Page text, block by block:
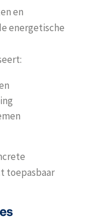
en
energetische
toepasbaar